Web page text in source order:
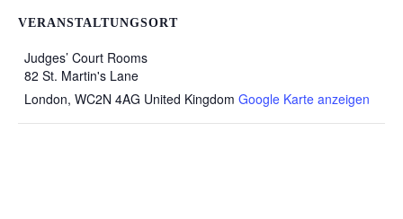
VERANSTALTUNGSORT
Judges’ Court Rooms
82 St. Martin's Lane
London, WC2N 4AG United Kingdom Google Karte anzeigen